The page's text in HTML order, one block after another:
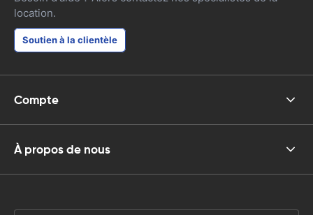
location.
Soutien à la clientèle
Compte
À propos de nous